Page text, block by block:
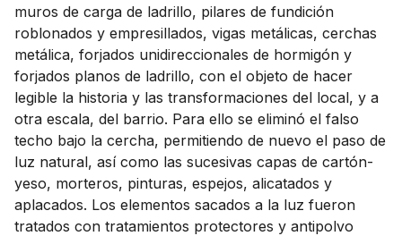
muros de carga de ladrillo, pilares de fundición
roblonados y empresillados, vigas metálicas, cerchas
metálica, forjados unidireccionales de hormigón y
forjados planos de ladrillo, con el objeto de hacer
legible la historia y las transformaciones del local, y a
otra escala, del barrio. Para ello se eliminó el falso
techo bajo la cercha, permitiendo de nuevo el paso de
luz natural, así como las sucesivas capas de cartón-
yeso, morteros, pinturas, espejos, alicatados y
aplacados. Los elementos sacados a la luz fueron
tratados con tratamientos protectores y antipolvo